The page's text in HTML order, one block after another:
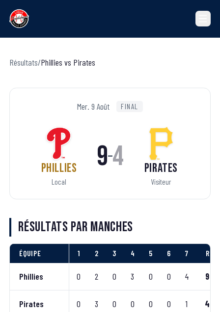
Résultats/Phillies vs Pirates
Mer. 9 Août FINAL
Phillies
Local
9–4 Pirates
Visiteur
Résultats par manches
ÉQUIPE 1 2 3 4 5 6 7 R
Phillies 0 2 0 3 0 0 4 9
Pirates 0 3 0 0 0 0 1 4